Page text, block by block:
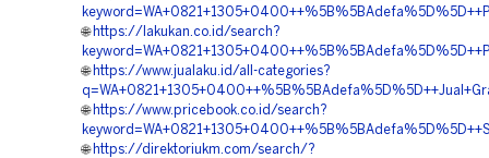
🌐 https://lakukan.co.id/search?
🌐 https://www.jualaku.id/all-categories?
🌐 https://www.pricebook.co.id/search?
🌐 https://direktoriukm.com/search/?